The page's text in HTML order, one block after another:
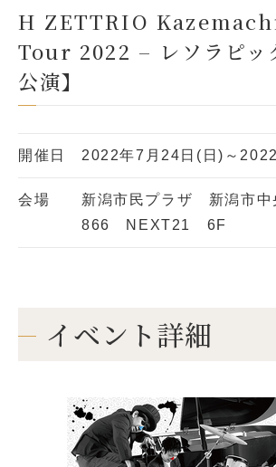
H ZETTRIO
Tour 2022 – レソラピッ
公演】
開催日 2022年7月24日(日)～
会場
新潟市民プラザ 新潟市中
866 NEXT21 6F
イベント詳細